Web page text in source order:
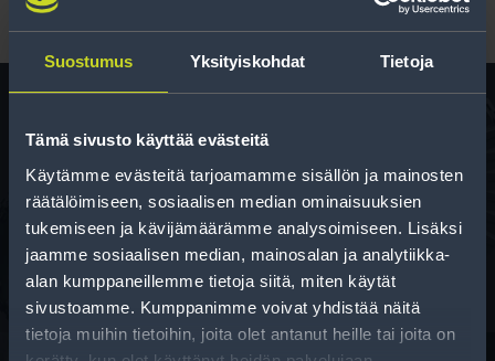
Suostumus Yksityiskohdat Tietoja
Tämä sivusto käyttää evästeitä
Käytämme evästeitä tarjoamamme sisällön ja mainosten
räätälöimiseen, sosiaalisen median ominaisuuksien
tukemiseen ja kävijämäärämme analysoimiseen. Lisäksi
jaamme sosiaalisen median, mainosalan ja analytiikka-
alan kumppaneillemme tietoja siitä, miten käytät
sivustoamme. Kumppanimme voivat yhdistää näitä
tietoja muihin tietoihin, joita olet antanut heille tai joita on
Rengas­laskuri
Auttaa sinua valitsemaan oikean kokoisen renkaan,
kun vaihdat rengaskokoa.